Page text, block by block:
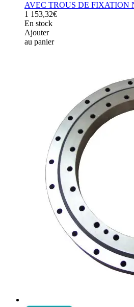
AVEC TROUS DE FIXATION
1 153,32€
En stock
Ajouter
au panier